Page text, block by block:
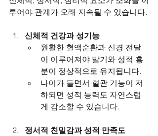
루어야 관계가 오래 지속될 수 있습니다.
신체적 건강과 성기능
원활한 혈액순환과 신경 전달
이 이루어져야 발기와 성적 흥
분이 정상적으로 유지됩니다.
나이가 들면서 혈관 기능이 저
하되면 성적 능력도 자연스럽
게 감소할 수 있습니다.
정서적 친밀감과 성적 만족도